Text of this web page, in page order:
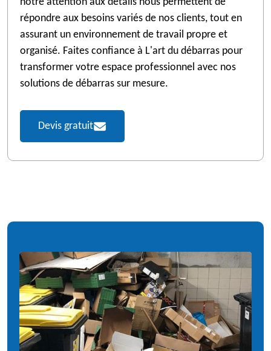
répondre aux besoins variés de nos clients, tout en
assurant un environnement de travail propre et
organisé. Faites confiance à L'art du débarras pour
transformer votre espace professionnel avec nos
solutions de débarras sur mesure.
Devis gratuit